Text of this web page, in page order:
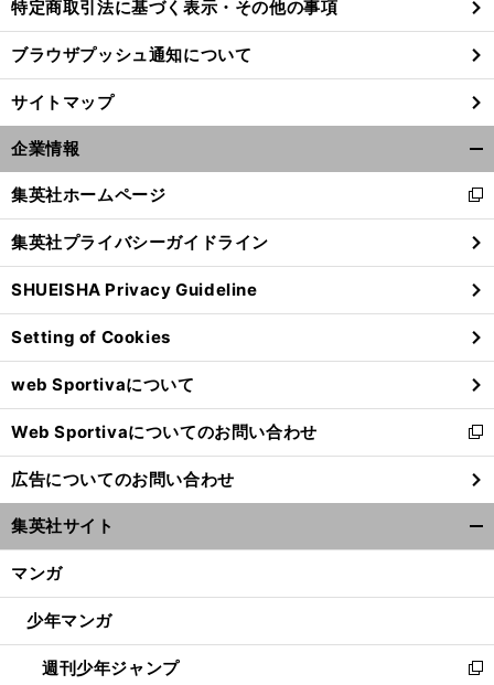
特定商取引法に基づく表示・その他の事項
ブラウザプッシュ通知について
サイトマップ
企業情報
閉
る
集英社ホームページ
新
し
い
ウ
ィ
ン
ド
ウ
で
開
く
集英社プライバシーガイドライン
SHUEISHA Privacy Guideline
Setting of Cookies
web Sportivaについて
Web Sportivaについてのお問い合わせ
新
し
い
ウ
ィ
ン
ウ
開
く
広告についてのお問い合わせ
集英社サイト
マンガ
少年マンガ
週刊少年ジャンプ
新